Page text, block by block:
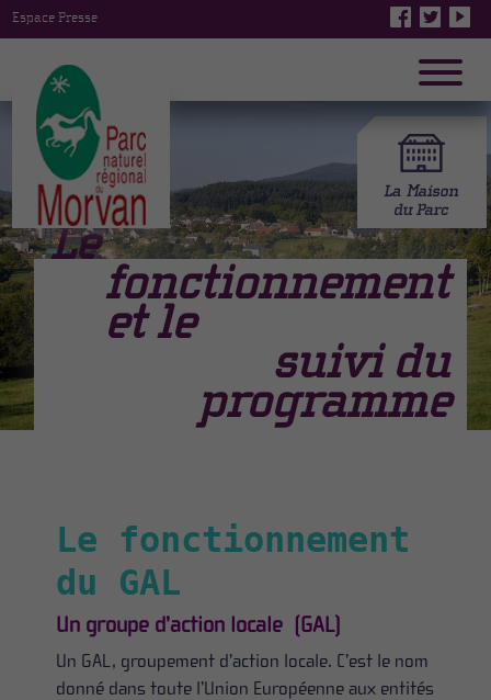
Espace Presse
Le
fonctionnement
et le
suivi du
programme
Le fonctionnement
du GAL
Un groupe d’action locale (GAL)
Un GAL, groupement d’action locale. C’est le nom
donné dans toute l’Union Européenne aux entités